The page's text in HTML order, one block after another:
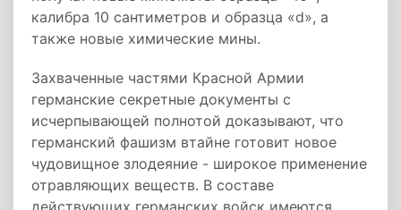
калибра 10 сантиметров и образца «d», а
также новые химические мины.
Захваченные частями Красной Армии
германские секретные документы с
исчерпывающей полнотой доказывают, что
германский фашизм втайне готовит новое
чудовищное злодеяние - широкое применение
отравляющих веществ. В составе
действующих германских войск имеются